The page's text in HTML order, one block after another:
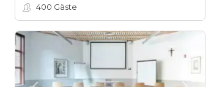
400 Gäste